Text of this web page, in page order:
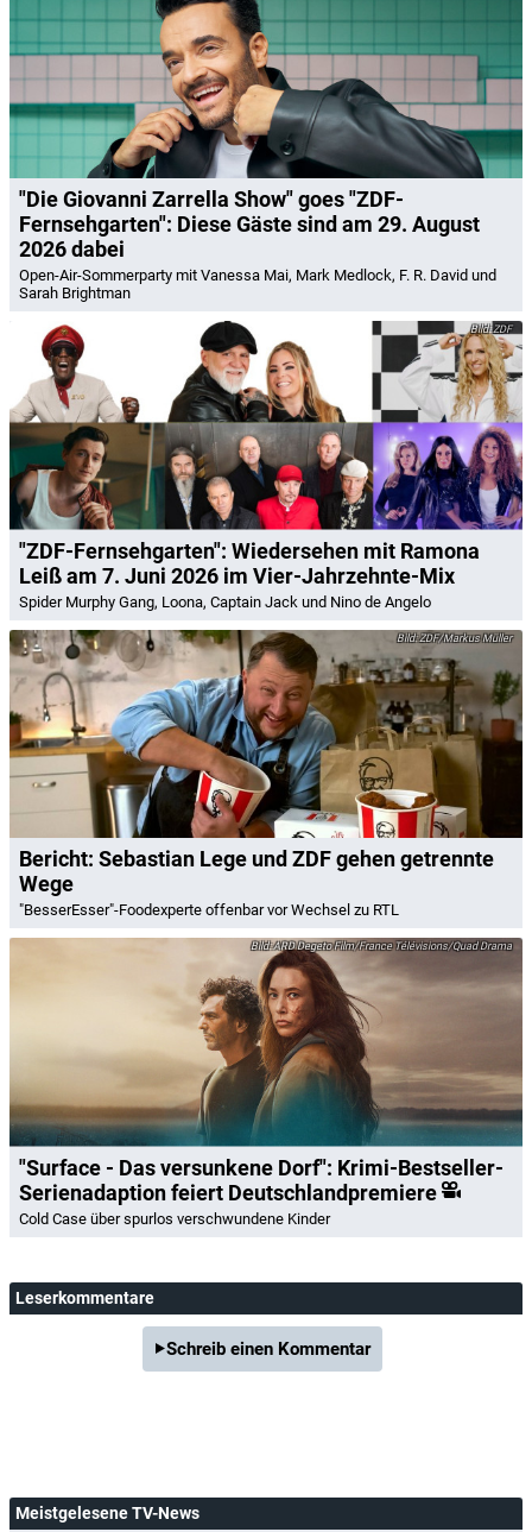
"Die Giovanni Zarrella Show" goes "ZDF-
Fernsehgarten": Diese Gäste sind am 29. August
2026 dabei
Open-Air-Sommerparty mit Vanessa Mai, Mark Medlock, F. R. David und
Sarah Brightman
ZDF
"ZDF-Fernsehgarten": Wiedersehen mit Ramona
Leiß am 7. Juni 2026 im Vier-Jahrzehnte-Mix
Spider Murphy Gang, Loona, Captain Jack und Nino de Angelo
ZDF/Markus Müller
Bericht: Sebastian Lege und ZDF gehen getrennte
Wege
"BesserEsser"-Foodexperte offenbar vor Wechsel zu RTL
ARD Degeto Film/France Télévisions/Quad Drama
"Surface - Das versunkene Dorf": Krimi-Bestseller-
Serienadaption feiert Deutschlandpremiere
Cold Case über spurlos verschwundene Kinder
Leserkommentare
Schreib einen Kommentar
Meistgelesene TV-News